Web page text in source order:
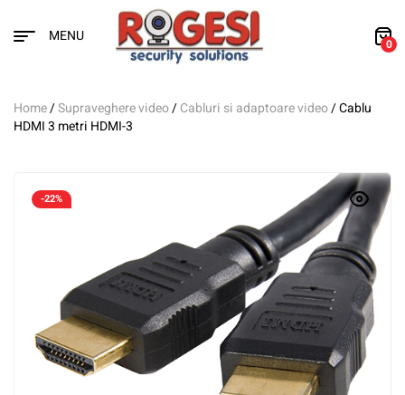
MENU 0
Home/Supraveghere video/Cabluri si adaptoare video/ Cablu
HDMI 3 metri HDMI-3
-22%